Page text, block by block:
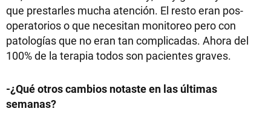
que prestarles mucha atención. El resto eran pos-
operatorios o que necesitan monitoreo pero con
patologías que no eran tan complicadas. Ahora del
100% de la terapia todos son pacientes graves.
-¿Qué otros cambios notaste en las últimas
semanas?